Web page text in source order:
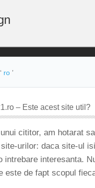
ro ’
– Este acest site util?
cititor, am hotarat
urilor: daca site-ul
intrebare interesanta.
este de fapt scopul